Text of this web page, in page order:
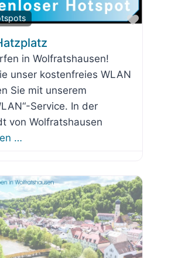
Favorit
in Wolfratshausen!
unser kostenfreies WLAN
Sie mit unserem
Service. In der
von Wolfratshausen
…